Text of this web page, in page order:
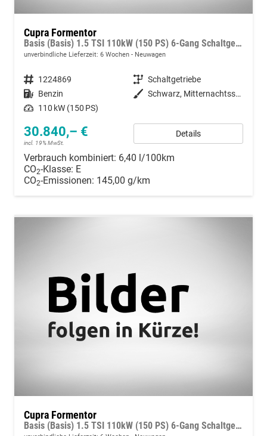
Cupra Formentor
Basis (Basis) 1.5 TSI 110kW (150 PS) 6-Gang Schaltgetriebe
unverbindliche Lieferzeit: 6 Wochen Neuwagen
Fahrzeugnummer 1224869 Getriebe Schaltgetriebe
Kraftstoff Benzin Außenfarbe
Schwarz, Mitternachtsschwarz (0E)
Leistung 110 kW (150 PS)
30.840,– €
incl. 19% MwSt.
Details
Verbrauch kombiniert: 6,40 l/100km
CO2-Klasse: E
CO2-Emissionen: 145,00 g/km
Cupra Formentor
Basis (Basis) 1.5 TSI 110kW (150 PS) 6-Gang Schaltgetriebe